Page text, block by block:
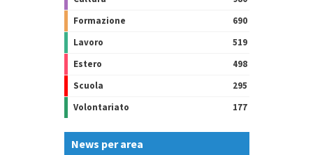
Formazione
690
Lavoro
519
Estero
498
Scuola
295
Volontariato
177
News per area